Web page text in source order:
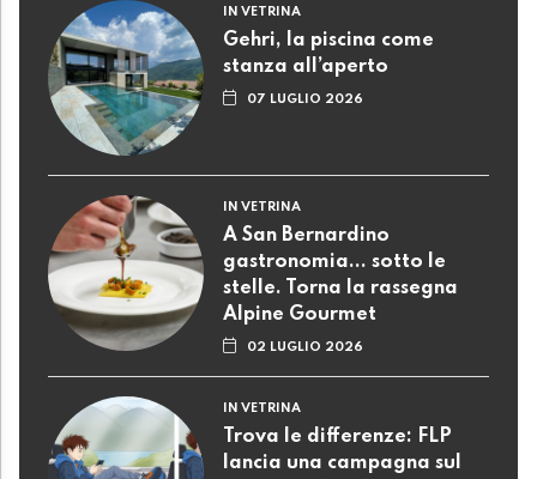
IN VETRINA
Gehri, la piscina come
stanza all’aperto
07 LUGLIO 2026
IN VETRINA
A San Bernardino
gastronomia... sotto le
stelle. Torna la rassegna
Alpine Gourmet
02 LUGLIO 2026
IN VETRINA
Trova le differenze: FLP
lancia una campagna sul